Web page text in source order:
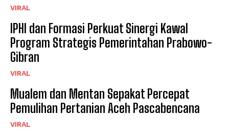
VIRAL
IPHI dan Formasi Perkuat Sinergi Kawal
Program Strategis Pemerintahan Prabowo-
Gibran
VIRAL
Mualem dan Mentan Sepakat Percepat
Pemulihan Pertanian Aceh Pascabencana
VIRAL